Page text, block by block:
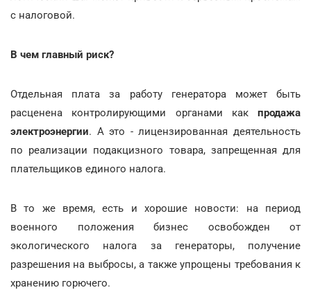
с налоговой.
В чем главный риск?
Отдельная плата за работу генератора может быть
расценена контролирующими органами как продажа
электроэнергии. А это - лицензированная деятельность
по реализации подакцизного товара, запрещенная для
плательщиков единого налога.
В то же время, есть и хорошие новости: на период
военного положения бизнес освобожден от
экологического налога за генераторы, получение
разрешения на выбросы, а также упрощены требования к
хранению горючего.